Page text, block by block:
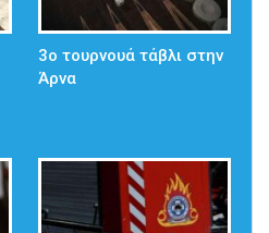
3ο τουρνουά τάβλι στην
Άρνα